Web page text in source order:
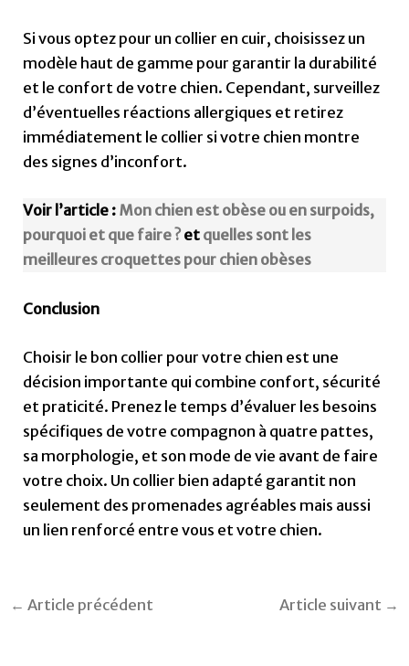
Si vous optez pour un collier en cuir, choisissez un
modèle haut de gamme pour garantir la durabilité
et le confort de votre chien. Cependant, surveillez
d’éventuelles réactions allergiques et retirez
immédiatement le collier si votre chien montre
des signes d’inconfort.
Voir l’article : Mon chien est obèse ou en surpoids,
pourquoi et que faire ? et quelles sont les
meilleures croquettes pour chien obèses
Conclusion
Choisir le bon collier pour votre chien est une
décision importante qui combine confort, sécurité
et praticité. Prenez le temps d’évaluer les besoins
spécifiques de votre compagnon à quatre pattes,
sa morphologie, et son mode de vie avant de faire
votre choix. Un collier bien adapté garantit non
seulement des promenades agréables mais aussi
un lien renforcé entre vous et votre chien.
← Article précédent Article suivant →